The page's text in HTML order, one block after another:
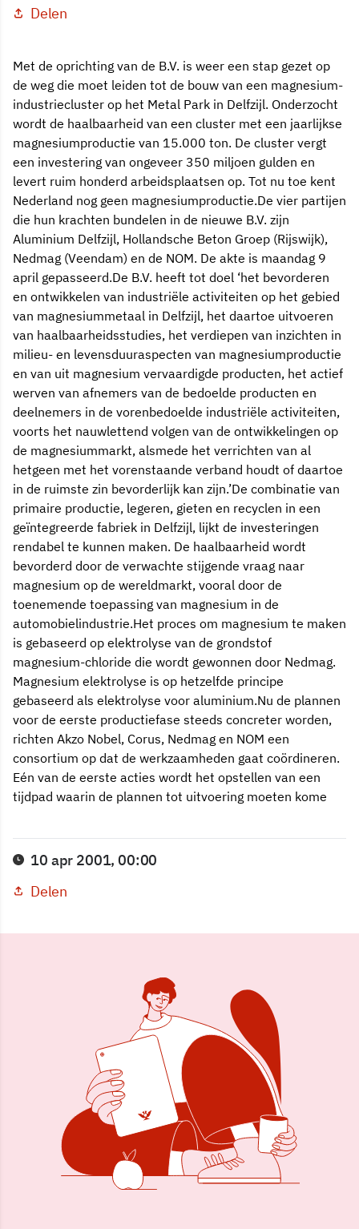
Delen
Met de oprichting van de B.V. is weer een stap gezet op
de weg die moet leiden tot de bouw van een magnesium-
industriecluster op het Metal Park in Delfzijl. Onderzocht
wordt de haalbaarheid van een cluster met een jaarlijkse
magnesiumproductie van 15.000 ton. De cluster vergt
een investering van ongeveer 350 miljoen gulden en
levert ruim honderd arbeidsplaatsen op. Tot nu toe kent
Nederland nog geen magnesiumproductie.De vier partijen
die hun krachten bundelen in de nieuwe B.V. zijn
Aluminium Delfzijl, Hollandsche Beton Groep (Rijswijk),
Nedmag (Veendam) en de NOM. De akte is maandag 9
april gepasseerd.De B.V. heeft tot doel ‘het bevorderen
en ontwikkelen van industriële activiteiten op het gebied
van magnesiummetaal in Delfzijl, het daartoe uitvoeren
van haalbaarheidsstudies, het verdiepen van inzichten in
milieu- en levensduuraspecten van magnesiumproductie
en van uit magnesium vervaardigde producten, het actief
werven van afnemers van de bedoelde producten en
deelnemers in de vorenbedoelde industriële activiteiten,
voorts het nauwlettend volgen van de ontwikkelingen op
de magnesiummarkt, alsmede het verrichten van al
hetgeen met het vorenstaande verband houdt of daartoe
in de ruimste zin bevorderlijk kan zijn.’De combinatie van
primaire productie, legeren, gieten en recyclen in een
geïntegreerde fabriek in Delfzijl, lijkt de investeringen
rendabel te kunnen maken. De haalbaarheid wordt
bevorderd door de verwachte stijgende vraag naar
magnesium op de wereldmarkt, vooral door de
toenemende toepassing van magnesium in de
automobielindustrie.Het proces om magnesium te maken
is gebaseerd op elektrolyse van de grondstof
magnesium-chloride die wordt gewonnen door Nedmag.
Magnesium elektrolyse is op hetzelfde principe
gebaseerd als elektrolyse voor aluminium.Nu de plannen
voor de eerste productiefase steeds concreter worden,
richten Akzo Nobel, Corus, Nedmag en NOM een
consortium op dat de werkzaamheden gaat coördineren.
Eén van de eerste acties wordt het opstellen van een
tijdpad waarin de plannen tot uitvoering moeten kome
10 apr 2001, 00:00
Delen